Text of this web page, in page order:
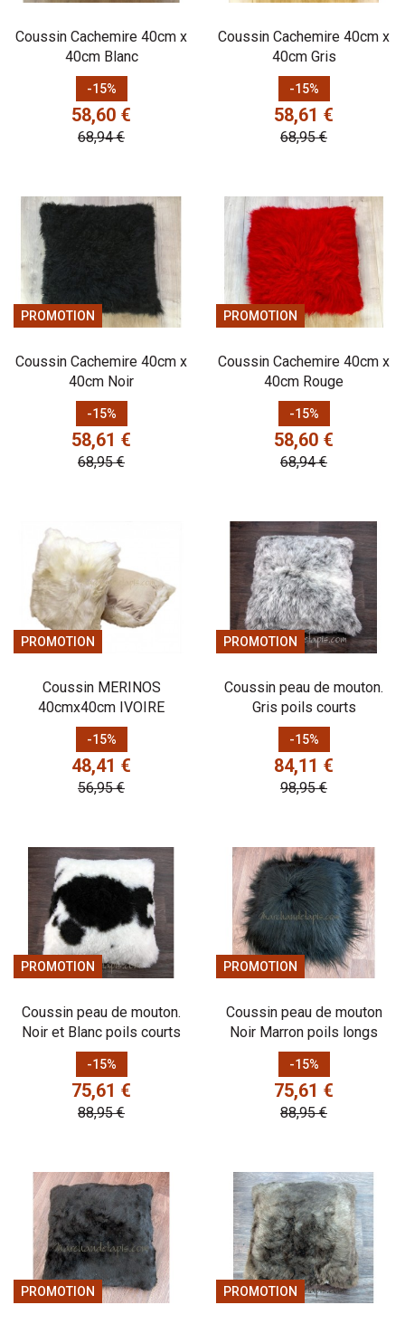
Coussin Cachemire 40cm x
40cm Blanc
-15%
Prix
58,60 €
Prix de base
68,94 €
Coussin Cachemire 40cm x
40cm Gris
-15%
Prix
58,61 €
Prix de base
68,95 €
PROMOTION
Coussin Cachemire 40cm x
40cm Noir
-15%
Prix
58,61 €
Prix de base
68,95 €
PROMOTION
Coussin Cachemire 40cm x
40cm Rouge
-15%
Prix
58,60 €
Prix de base
68,94 €
PROMOTION
Coussin MERINOS
40cmx40cm IVOIRE
-15%
Prix
48,41 €
Prix de base
56,95 €
PROMOTION
Coussin peau de mouton.
Gris poils courts
-15%
Prix
84,11 €
Prix de base
98,95 €
PROMOTION
Coussin peau de mouton.
Noir et Blanc poils courts
-15%
Prix
75,61 €
Prix de base
88,95 €
PROMOTION
Coussin peau de mouton
Noir Marron poils longs
-15%
Prix
75,61 €
Prix de base
88,95 €
PROMOTION PROMOTION